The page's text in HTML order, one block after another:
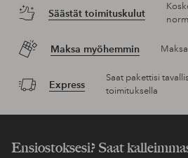
Säästät toimituskulut
Maksa myöhemmin
Express
Saat pakettisi
toimituksella
Ensiostoksesi? Saat